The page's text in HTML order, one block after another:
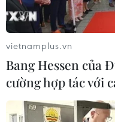
vietnamplus.vn
Bang Hessen của
cường hợp tác với